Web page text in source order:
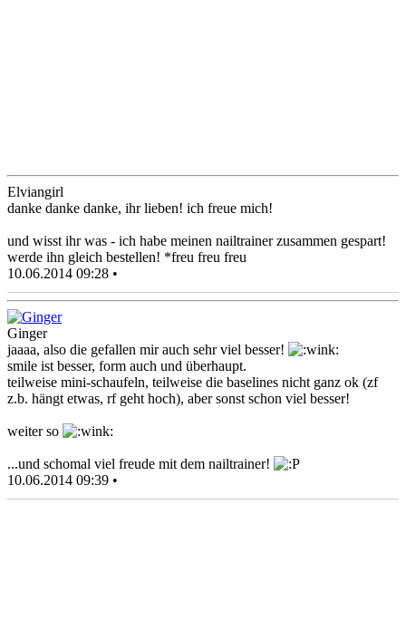
Elviangirl
danke danke danke, ihr lieben! ich freue mich!
und wisst ihr was - ich habe meinen nailtrainer zusammen gespart!
werde ihn gleich bestellen! *freu freu freu
10.06.2014 09:28 •
Ginger
jaaaa, also die gefallen mir auch sehr viel besser!
smile ist besser, form auch und überhaupt.
teilweise mini-schaufeln, teilweise die baselines nicht ganz ok (zf
z.b. hängt etwas, rf geht hoch), aber sonst schon viel besser!
weiter so
...und schomal viel freude mit dem nailtrainer!
10.06.2014 09:39 •